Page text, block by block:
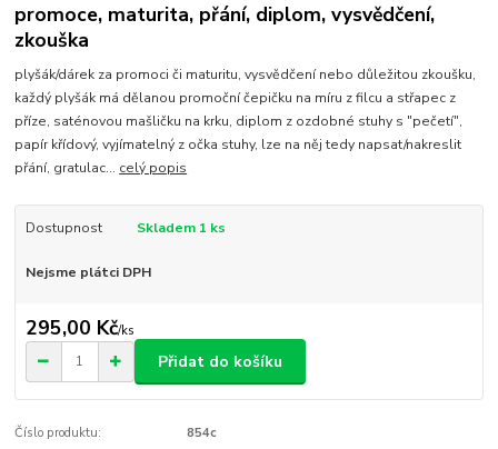
promoce, maturita, přání, diplom, vysvědčení,
zkouška
plyšák/dárek za promoci či maturitu, vysvědčení nebo důležitou zkoušku,
každý plyšák má dělanou promoční čepičku na míru z filcu a střapec z
příze, saténovou mašličku na krku, diplom z ozdobné stuhy s "pečetí",
papír křídový, vyjímatelný z očka stuhy, lze na něj tedy napsat/nakreslit
přání, gratulac... celý popis
Dostupnost Skladem 1 ks
Nejsme plátci DPH
295,00 Kč/ks
Přidat do košíku
Číslo produktu: 854c